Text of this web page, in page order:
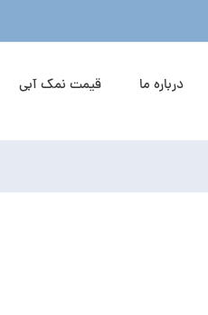
درباره ما قیمت نمک آبی